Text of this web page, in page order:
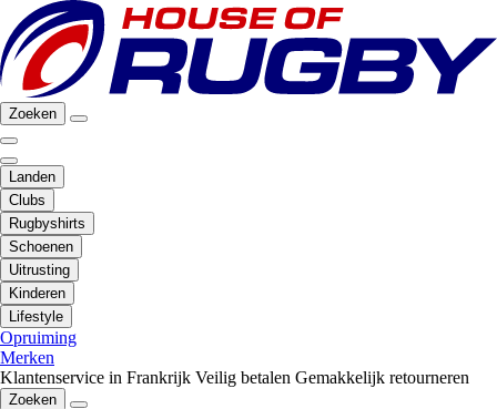
Zoeken
Landen
Clubs
Rugbyshirts
Schoenen
Uitrusting
Kinderen
Lifestyle
Opruiming
Merken
Klantenservice in Frankrijk Veilig betalen Gemakkelijk retourneren
Zoeken